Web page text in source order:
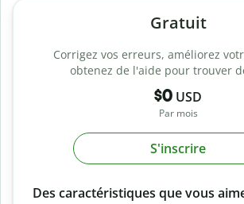
Gratuit
Corrigez vos erreurs, améliorez
obtenez de l'aide pour trouver
$0 USD
Par mois
S'inscrire
Des caractéristiques que vous